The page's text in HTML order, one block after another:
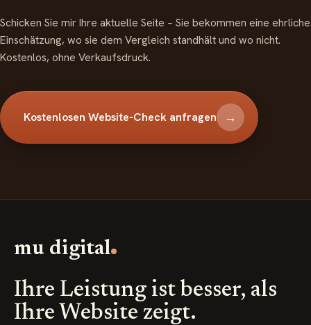
Schicken Sie mir Ihre aktuelle Seite – Sie bekommen eine ehrliche
Einschätzung, wo sie dem Vergleich standhält und wo nicht.
Kostenlos, ohne Verkaufsdruck.
Kostenlosen Website-Check anfragen →
mu digital
Ihre Leistung ist besser, als
Ihre Website zeigt.